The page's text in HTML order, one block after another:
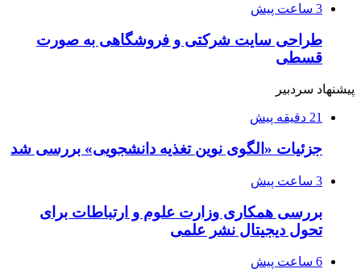
3 ساعت پیش
طراحی سایت شرکتی و فروشگاهی به صورت
قسطی
پیشنهاد سردبیر
21 دقیقه پیش
جزئیات «الگوی نوین تغذیه دانشجویی» بررسی شد
3 ساعت پیش
بررسی همکاری وزارت علوم و ارتباطات برای
تحول دیجیتال نشر علمی
6 ساعت پیش